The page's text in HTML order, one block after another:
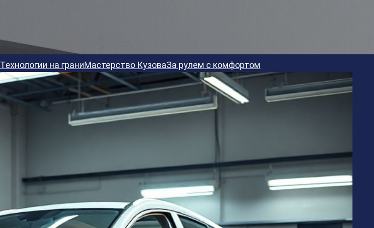
Технологии на граниМастерство КузоваЗа рулем с комфортом